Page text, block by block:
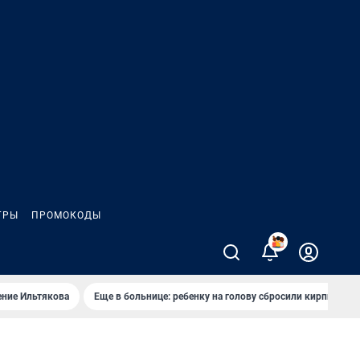
ПРОМОКОДЫ
2
Ильтякова Еще в больнице: ребенку на голову сбросили кирпич